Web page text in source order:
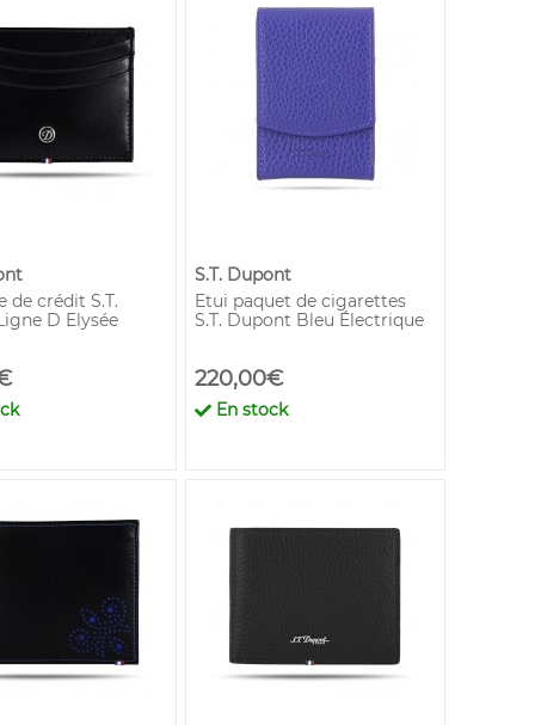
de crédit S.T.
D Elysée
S.T. Dupont
Etui paquet de cigarettes
S.T. Dupont Bleu Électrique
220,00€
En stock